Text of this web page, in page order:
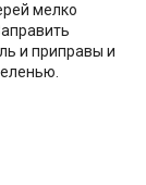
мелко
и приправы и